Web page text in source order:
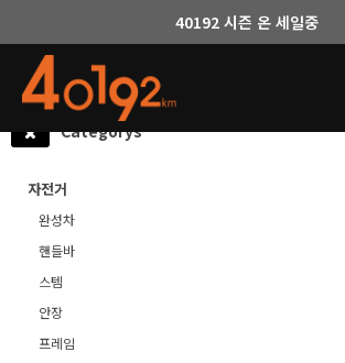
40192 시즌 온 세일중
Categorys
자전거
완성차
핸들바
스템
안장
프레임